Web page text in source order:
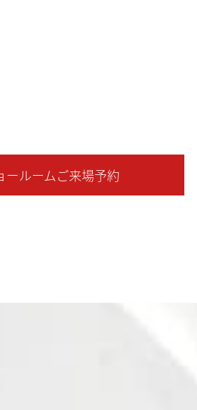
ールームご来場予約